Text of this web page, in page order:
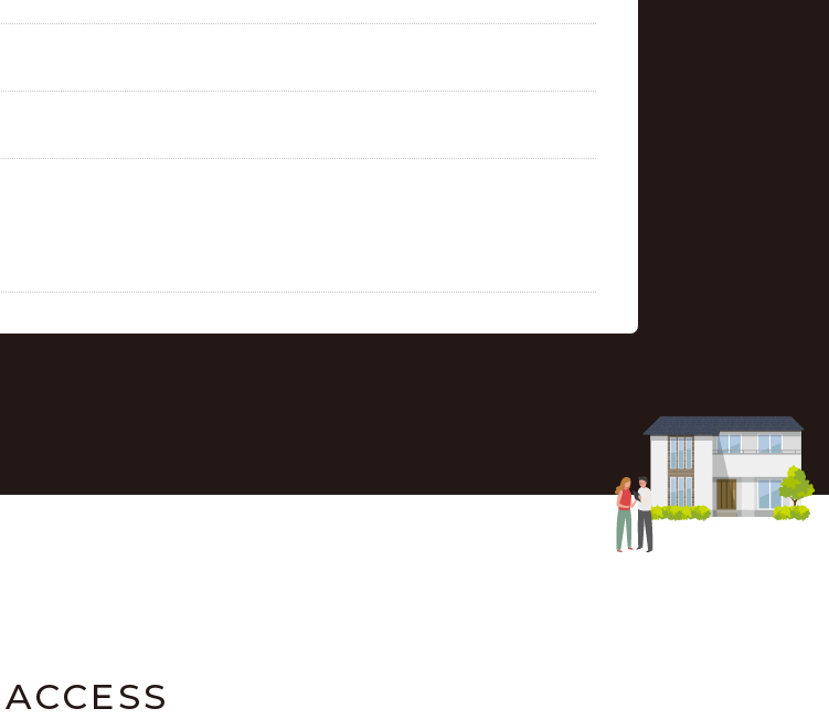
ACCESS